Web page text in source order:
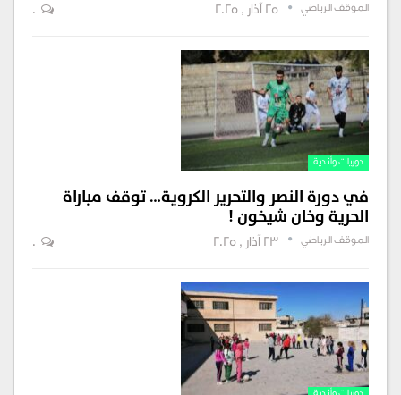
الموقف الرياضي 25 آذار , 2025 0
دوريات وأندية
في دورة النصر والتحرير الكروية… توقف مباراة
الحرية وخان شيخون !
الموقف الرياضي 23 آذار , 2025 0